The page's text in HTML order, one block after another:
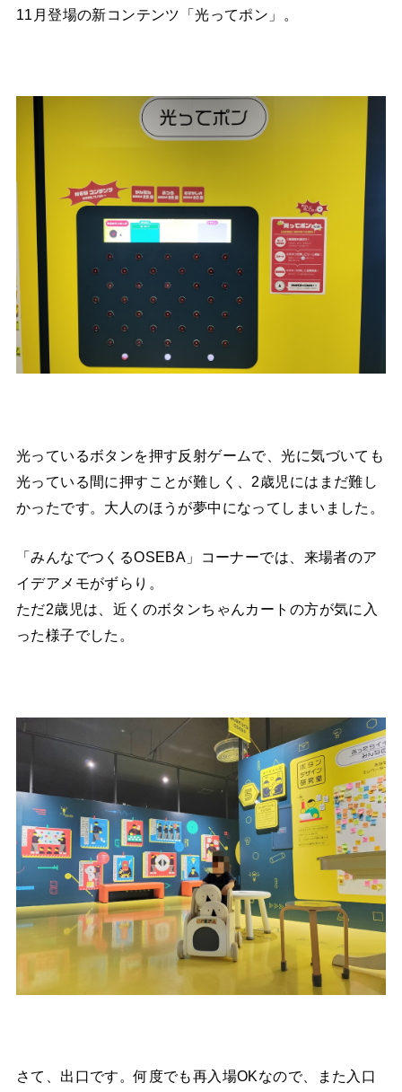
11月登場の新コンテンツ「光ってポン」。
光っているボタンを押す反射ゲームで、光に気づいても
光っている間に押すことが難しく、2歳児にはまだ難し
かったです。大人のほうが夢中になってしまいました。
「みんなでつくるOSEBA」コーナーでは、来場者のア
イデアメモがずらり。
ただ2歳児は、近くのボタンちゃんカートの方が気に入
った様子でした。
さて、出口です。何度でも再入場OKなので、また入口